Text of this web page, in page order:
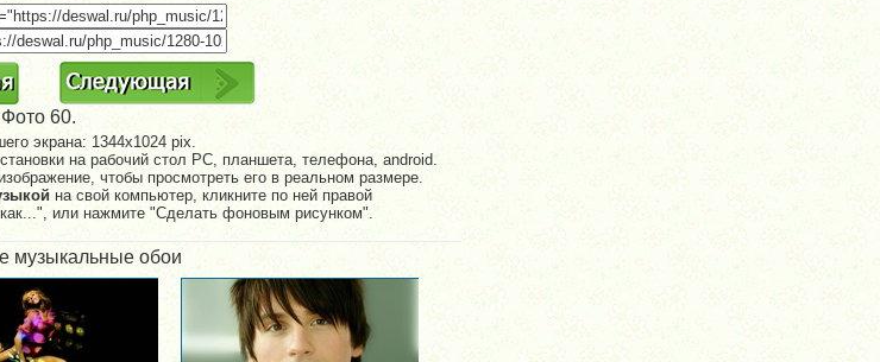
Фото 60.
экрана: 1344x1024 pix.
на рабочий стол PC, планшета, телефона, android.
чтобы просмотреть его в реальном размере.
на свой компьютер, кликните по ней правой
или нажмите "Сделать фоновым рисунком".
музыкальные обои